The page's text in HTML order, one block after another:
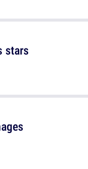
stars